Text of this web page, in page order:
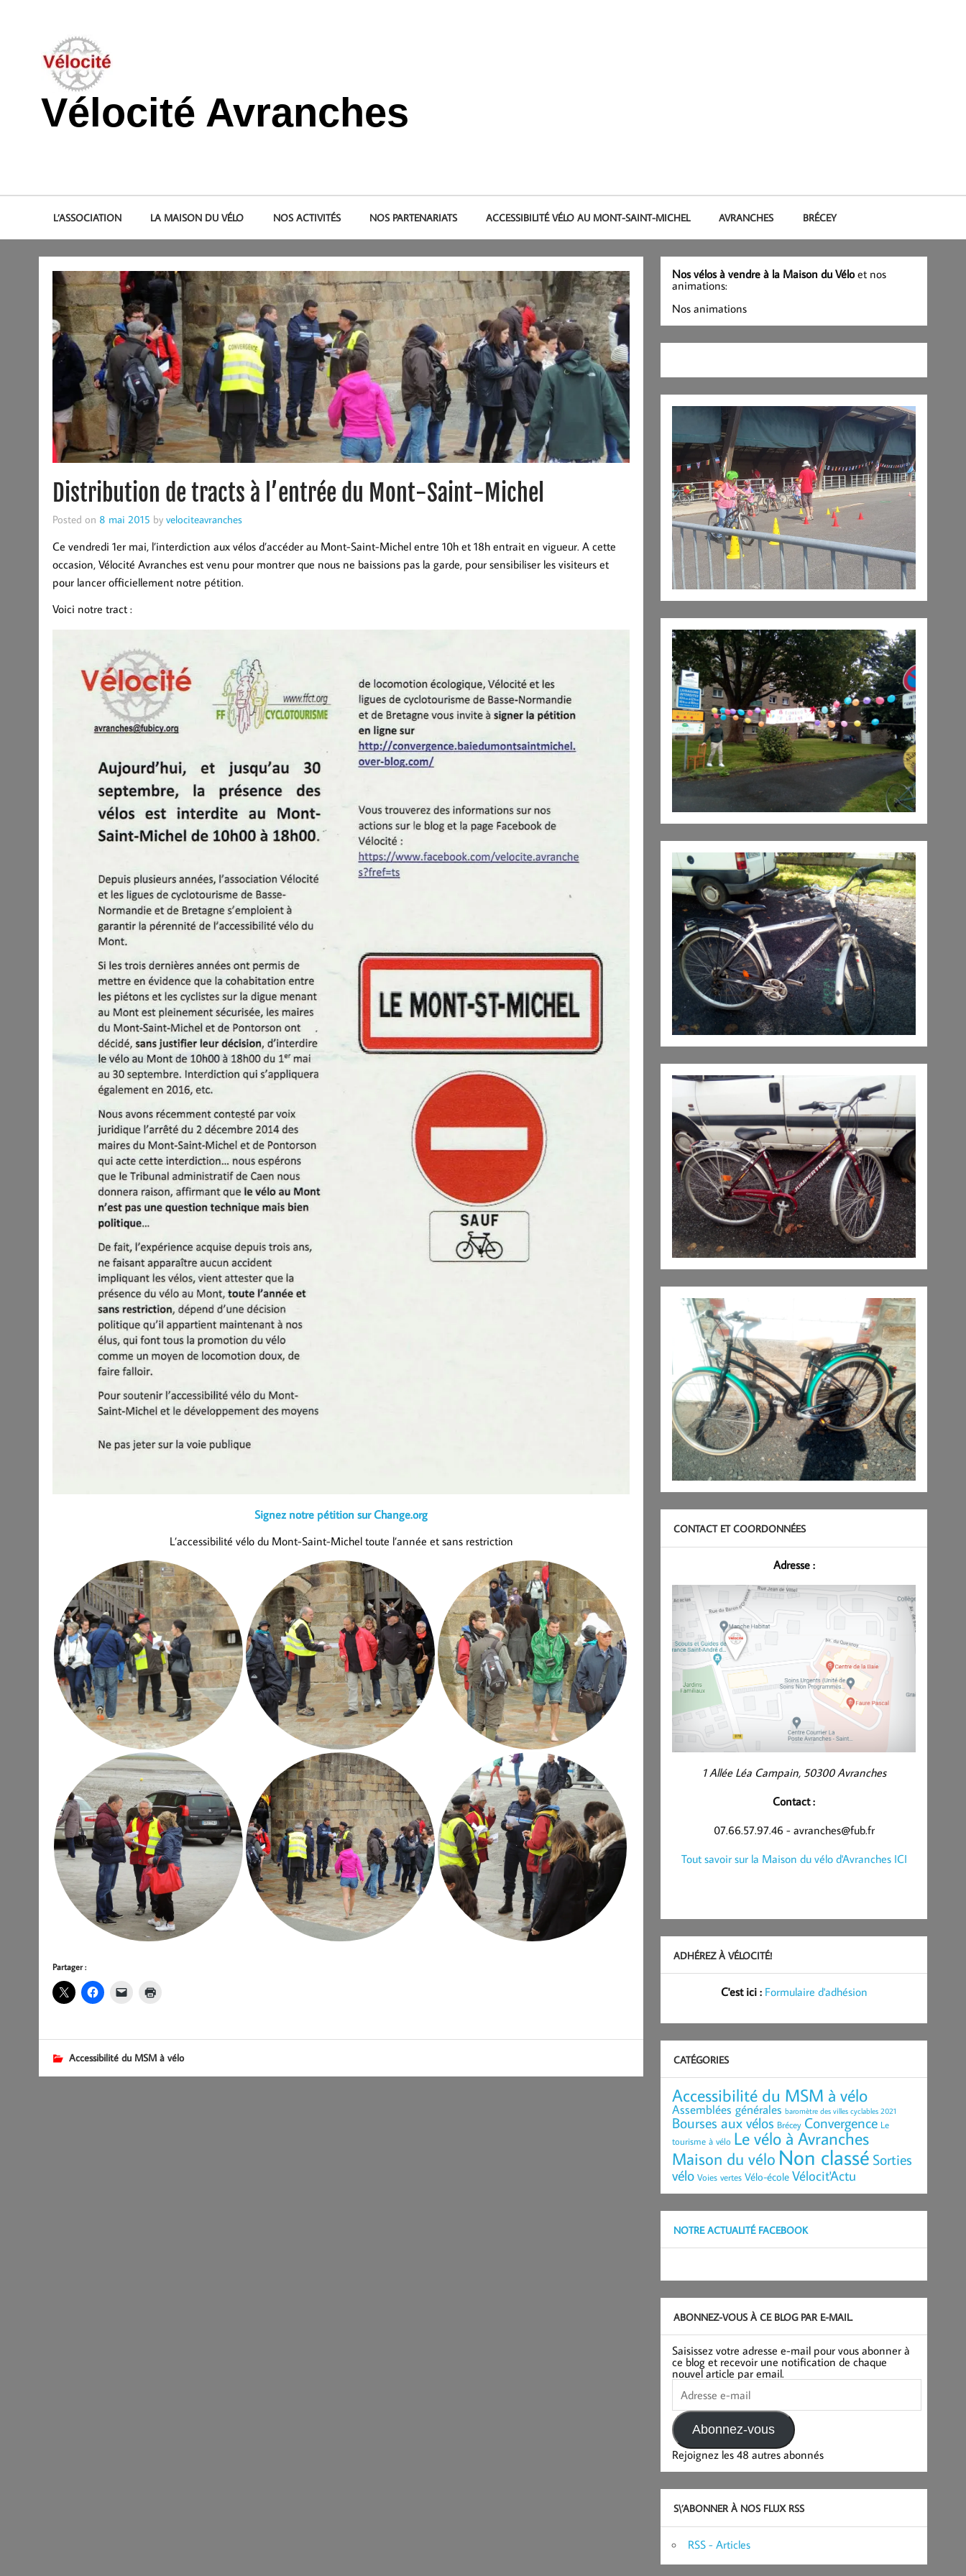
Vélocité Avranches
L’ASSOCIATION LA MAISON DU VÉLO NOS ACTIVITÉS NOS PARTENARIATS ACCESSIBILITÉ VÉLO AU MONT-SAINT-MICHEL AVRANCHES BRÉCEY
Distribution de tracts à l’entrée du Mont-Saint-Michel
Posted on 8 mai 2015 by velociteavranches
Ce vendredi 1er mai, l’interdiction aux vélos d’accéder au Mont-Saint-Michel entre 10h et 18h entrait en vigueur. A cette
occasion, Vélocité Avranches est venu pour montrer que nous ne baissions pas la garde, pour sensibiliser les visiteurs et
pour lancer officiellement notre pétition.
Voici notre tract :
Signez notre pétition sur Change.org
L’accessibilité vélo du Mont-Saint-Michel toute l’année et sans restriction
Partager :
Accessibilité du MSM à vélo
Nos vélos à vendre à la Maison du Véloet nos
animations:
Nos animations
CONTACT ET COORDONNÉES
Adresse :
1 Allée Léa Campain, 50300 Avranches
Contact :
07.66.57.97.46 - avranches@fub.fr
Tout savoir sur la Maison du vélo d'Avranches ICI
ADHÉREZ À VÉLOCITÉ!
C'est ici : Formulaire d'adhésion
CATÉGORIES
Accessibilité du MSM à vélo
Assemblées générales baromètre des villes cyclables 2021
Bourses aux vélos Brécey Convergence Le
tourisme à vélo Le vélo à Avranches
Maison du vélo Non classé Sorties
vélo Voies vertes Vélo-école Vélocit'Actu
NOTRE ACTUALITÉ FACEBOOK
ABONNEZ-VOUS À CE BLOG PAR E-MAIL.
Saisissez votre adresse e-mail pour vous abonner à
ce blog et recevoir une notification de chaque
nouvel article par email.
Adresse
e-
mail
Abonnez-vous
Rejoignez les 48 autres abonnés
S\’ABONNER À NOS FLUX RSS
RSS - Articles